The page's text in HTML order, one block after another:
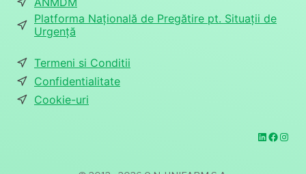
Platforma Națională de Pregătire pt. Situații de
Urgență
Termeni si Conditii
Confidentialitate
Cookie-uri
LinkedIn